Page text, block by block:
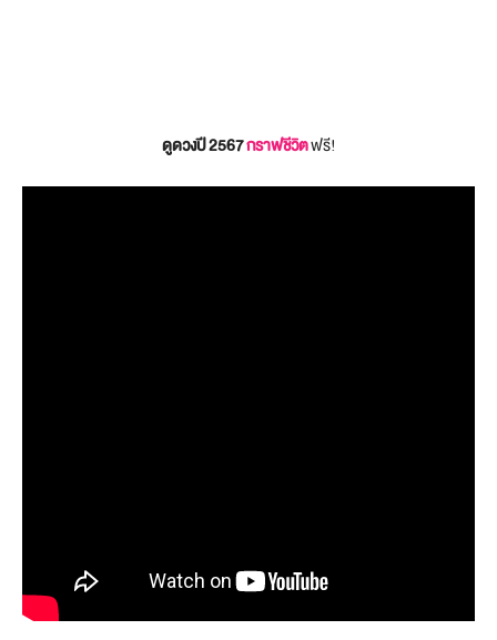
ดูดวงปี 2567กราฟชีวิตฟรี!